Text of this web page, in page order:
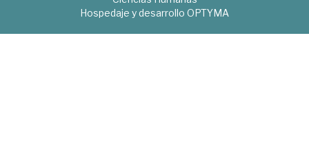
Hospedaje y desarrollo OPTYMA